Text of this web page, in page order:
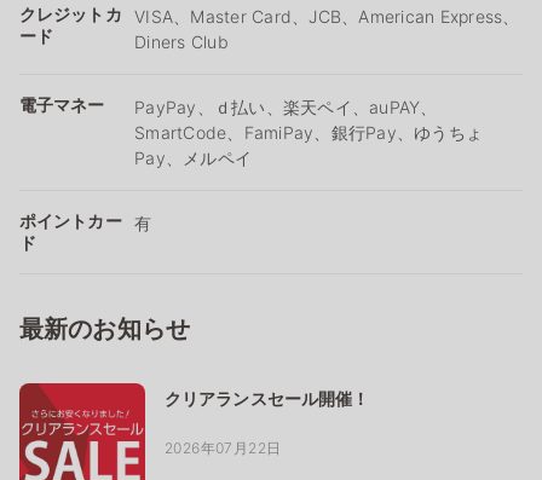
クレジットカ
ード
VISA、Master Card、JCB、American Express、
Diners Club
電子マネー
PayPay、ｄ払い、楽天ペイ、auPAY、
SmartCode、FamiPay、銀行Pay、ゆうちょ
Pay、メルペイ
ポイントカー
ド
有
最新のお知らせ
クリアランスセール開催！
2026年07月22日